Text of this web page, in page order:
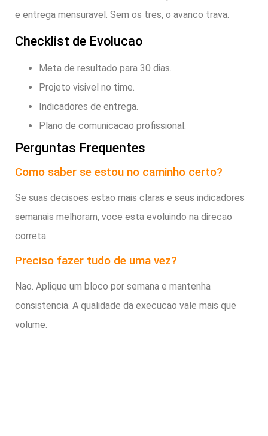
e entrega mensuravel. Sem os tres, o avanco trava.
Checklist de Evolucao
Meta de resultado para 30 dias.
Projeto visivel no time.
Indicadores de entrega.
Plano de comunicacao profissional.
Perguntas Frequentes
Como saber se estou no caminho certo?
Se suas decisoes estao mais claras e seus indicadores
semanais melhoram, voce esta evoluindo na direcao
correta.
Preciso fazer tudo de uma vez?
Nao. Aplique um bloco por semana e mantenha
consistencia. A qualidade da execucao vale mais que
volume.